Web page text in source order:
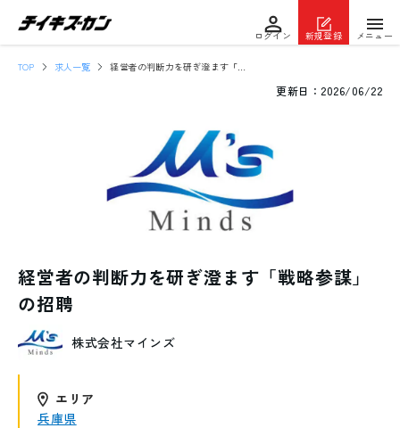
ログイン 新規登録 メニュー
TOP 求人一覧 経営者の判断力を研ぎ澄ます「戦略参謀」の招聘
更新日： 2026/06/22
経営者の判断力を研ぎ澄ます「戦略参謀」
の招聘
株式会社マインズ
エリア
兵庫県